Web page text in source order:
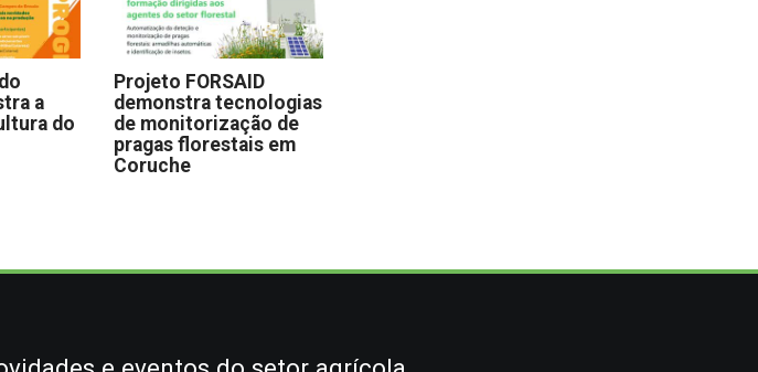
a
do
Projeto FORSAID
demonstra tecnologias
de monitorização de
pragas florestais em
Coruche